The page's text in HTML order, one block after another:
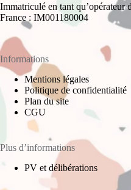
Immatriculé en tant qu’opérateur
France : IM001180004
Informations
Mentions légales
Politique de confidentialité
Plan du site
CGU
Plus d’informations
PV et délibérations